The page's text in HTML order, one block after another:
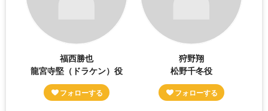
福西勝也
龍宮寺堅（ドラケン）役
狩野翔
松野千冬役